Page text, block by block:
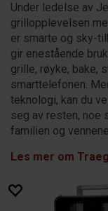
Under ledelse av
grillopplevelsen
er smarte og sky-
gir enestående
grille, røyke, bake,
smarttelefonen.
teknologi, kan du
seg av resten, noe
familien og
Les mer om